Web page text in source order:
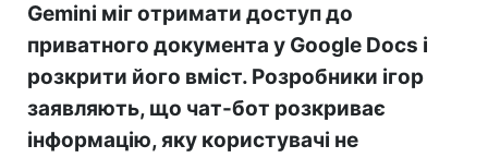
Gemini міг отримати доступ до
приватного документа у Google Docs і
розкрити його вміст. Розробники ігор
заявляють, що чат-бот розкриває
інформацію, яку користувачі не